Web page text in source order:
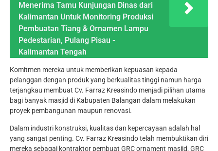
Menerima Tamu Kunjungan Dinas dari
Kalimantan Untuk Monitoring Produksi
Pembuatan Tiang & Ornamen Lampu
Pedestarian, Pulang Pisau -
Kalimantan Tengah
Komitmen mereka untuk memberikan kepuasan kepada
pelanggan dengan produk yang berkualitas tinggi namun harga
terjangkau membuat Cv. Farraz Kreasindo menjadi pilihan utama
bagi banyak masjid di Kabupaten Balangan dalam melakukan
proyek pembangunan maupun renovasi.
Dalam industri konstruksi, kualitas dan kepercayaan adalah hal
yang sangat penting. Cv. Farraz Kreasindo telah membuktikan diri
mereka sebagai kontraktor pembuat GRC ornament masjid, GRC